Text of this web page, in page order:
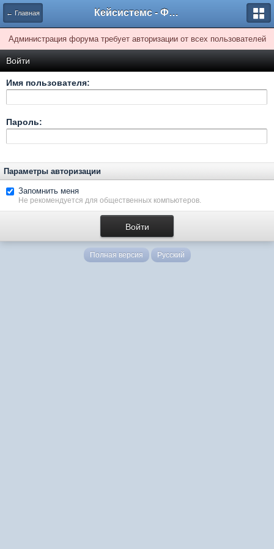
← Главная Кейсистемс - Форумы
Администрация форума требует авторизации от всех пользователей
Войти
Имя пользователя:
Пароль:
Параметры авторизации
Запомнить меня
Не рекомендуется для общественных компьютеров.
Полная версия Русский